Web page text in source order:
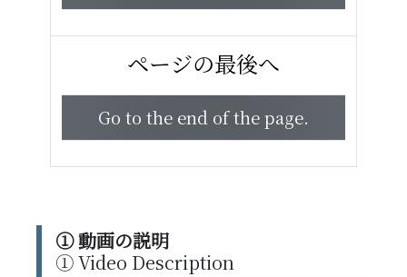
ページの最後へ
Go to the end of the page.
① 動画の説明
① Video Description